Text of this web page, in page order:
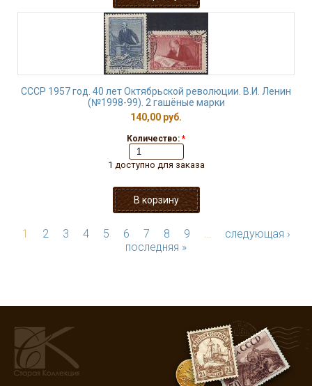
СССР 1957 год. 40 лет Октябрьской революции. В.И. Ленин
(№1998-99). 2 гашёные марки
140,00 руб.
Количество: *
1 доступно для заказа
1 2 3 4 5 6 7 8 9 …
следующая ›
последняя »